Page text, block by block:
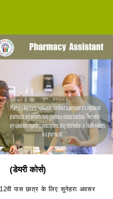
(डेयरी कोर्स)
पास छात्र के लिए सुनेहरा अवसर